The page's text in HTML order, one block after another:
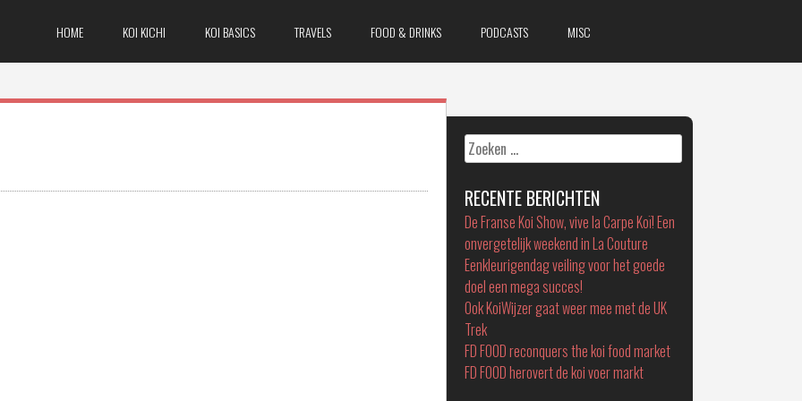
HOME KOI KICHI KOI BASICS TRAVELS FOOD & DRINKS PODCASTS MISC
Zoeken
naar:
RECENTE BERICHTEN
De Franse Koi Show, vive la Carpe Koï! Een
onvergetelijk weekend in La Couture
Eenkleurigendag veiling voor het goede
doel een mega succes!
Ook KoiWijzer gaat weer mee met de UK
Trek
FD FOOD reconquers the koi food market
FD FOOD herovert de koi voer markt